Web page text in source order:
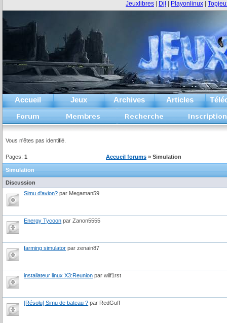
Accueil Jeux Archives Articles
Jeuxlibres Djl Playonlinux
Vous n'êtes pas identifié.
Pages: 1 Accueil forums » Simulation
Simulation
Discussion
Simu d'avion? par Megaman59
Energy Tycoon par Zanon5555
farming simulator par zenain87
installateur linux X3:Reunion par wilf1rst
[Résolu] Simu de bateau ? par RedGuff